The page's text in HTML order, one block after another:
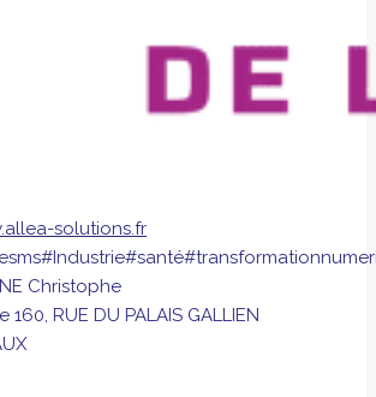
solutions.fr
#Industrie#santé
Christophe
160, RUE DU PALAIS GALLIEN